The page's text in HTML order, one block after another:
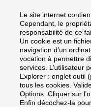
Le site internet
Cependant, le
responsabilité de ce
Un cookie est un
navigation d’un
vocation à permettre
services. L’utilisateur
Explorer : onglet outil
tous les cookies.
Options. Cliquer sur
Enfin décochez-la